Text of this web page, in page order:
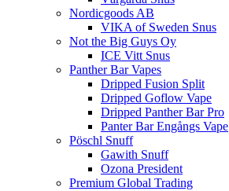
Nordicgoods AB
VIKA of Sweden Snus
Not the Big Guys Oy
ICE Vitt Snus
Panther Bar Vapes
Dripped Fusion Split
Dripped Goflow Vape
Dripped Panther Bar Pro
Panter Bar Engångs Vape
Pöschl Snuff
Gawith Snuff
Ozona President
Premium Global Trading